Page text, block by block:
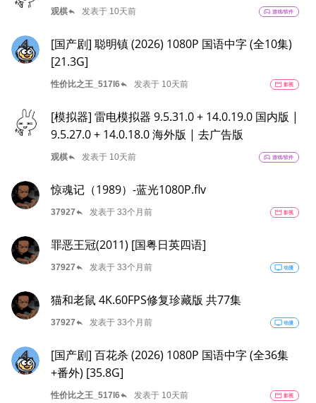
观棋reply 发表于 10天前 sports_esports 游戏/软件
[国产剧] 聪明镇 (2026) 1080P 国语中字 (全10集)
[21.3G]
性价比之王_517l6reply 发表于 10天前 movie 影视
[模拟器] 雷电模拟器 9.5.31.0 + 14.0.19.0 国内版 |
9.5.27.0 + 14.0.18.0 海外版 | 去广告版
观棋reply 发表于 10天前 sports_esports 游戏/软件
惊魂记（1989）-蓝光1080P.flv
37927reply 发表于 33个月前 movie 影视
罪恶王冠(2011) [国粤日英四语]
37927reply 发表于 33个月前 tv 动漫
猫和老鼠 4K.60FPS修复珍藏版 共77集
37927reply 发表于 33个月前 tv 动漫
[国产剧] 百花杀 (2026) 1080P 国语中字 (全36集
+番外) [35.8G]
性价比之王_517l6reply 发表于 10天前 movie 影视